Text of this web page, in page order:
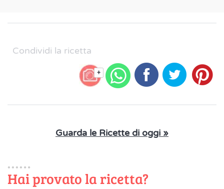
Condividi la ricetta
+
Guarda le Ricette di oggi »
Hai provato la ricetta?